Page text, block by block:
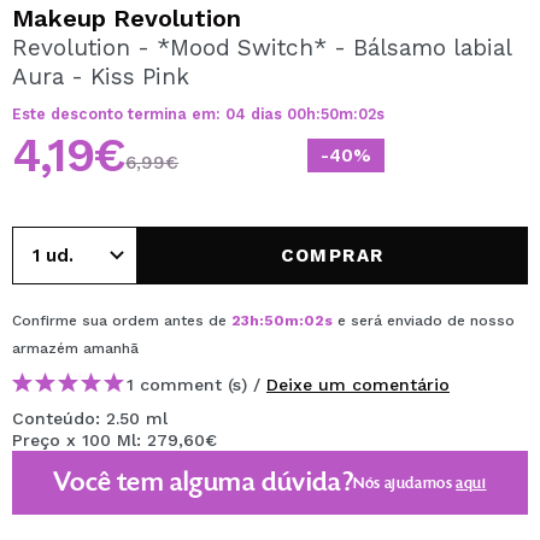
Ao criar uma conta no Maquibeauty.pt pode fazer as suas
compras rapidamente, verificar o estado das suas
Makeup Revolution
Revolution - *Mood Switch* - Bálsamo labial
Aura - Kiss Pink
Este desconto termina em: 04 dias 00h:50m:01s
-40%
4,19€6,99€
COMPRAR
Confirme sua ordem antes de 23h:50m:01se será enviado de nosso
armazém amanhã
1 comment (s) / Deixe um comentário
Conteúdo: 2.50 ml
Preço x 100 Ml: 279,60€
Você tem alguma dúvida?Nós ajudamosaqui